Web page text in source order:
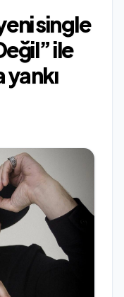
single
ile
yankı